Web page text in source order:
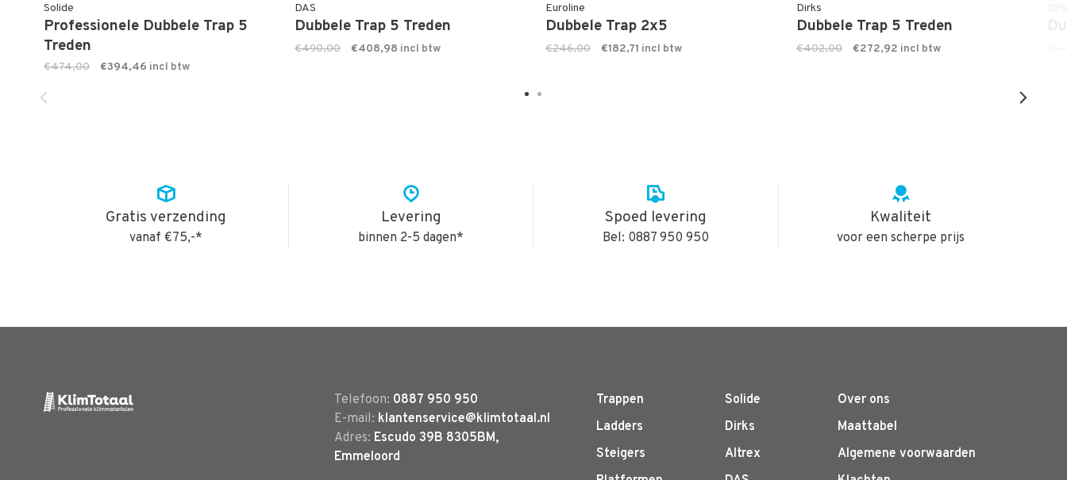
Solide
Professionele Dubbele Trap 5
Treden
€474,00 €394,46
DAS
Dubbele Trap 5 Treden
€490,00 €408,98
Euroline
Dubbele Trap 2x5
€246,00 €182,71
Dirks
Dubbele Trap 5 Treden
€402,00 €272,92
Gratis verzending
vanaf €75,-*
Levering
binnen 2-5 dagen*
Spoed levering
Bel: 0887 950 950
Kwaliteit
voor een scherpe prijs
Telefoon: 0887 950 950
E-mail: klantenservice@klimtotaal.nl
Adres: Escudo 39B 8305BM,
Emmeloord
Trappen
Ladders
Steigers
Solide
Dirks
Altrex
Over ons
Maattabel
Algemene voorwaarden